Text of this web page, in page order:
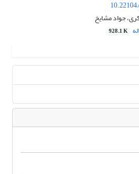
جواد مشایخ
928.1 K